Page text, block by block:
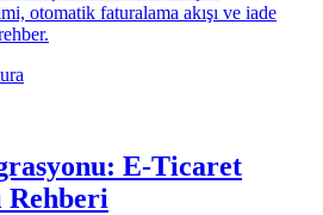
otomatik faturalama akışı ve iade
E-Ticaret
Rehberi